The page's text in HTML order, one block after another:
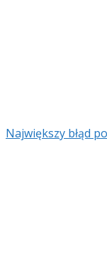
Największy błąd